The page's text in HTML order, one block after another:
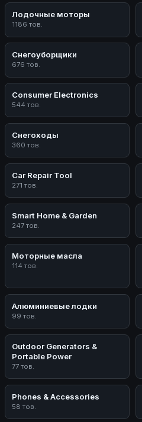
Лодочные моторы
1186 тов.
Снегоуборщики
676 тов.
Consumer Electronics
544 тов.
Снегоходы
360 тов.
Car Repair Tool
271 тов.
Smart Home & Garden
247 тов.
Моторные масла
114 тов.
Алюминиевые лодки
99 тов.
Outdoor Generators &
Portable Power
77 тов.
Phones & Accessories
58 тов.